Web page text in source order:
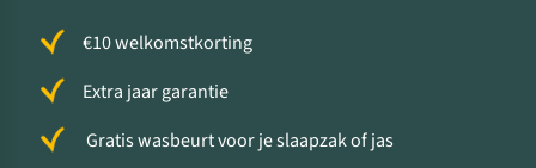
€10 welkomstkorting
Extra jaar garantie
Gratis wasbeurt voor je slaapzak of jas